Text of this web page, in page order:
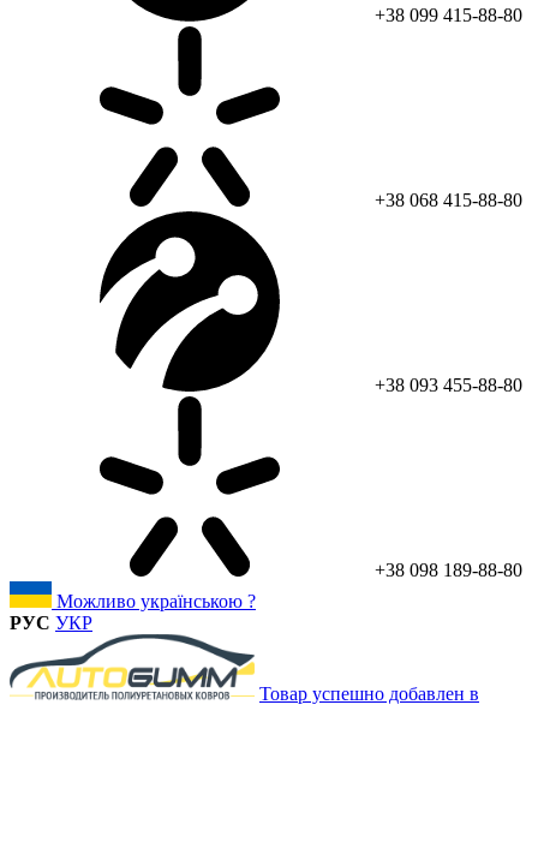
+38 099 415-88-80
+38 068 415-88-80
+38 093 455-88-80
+38 098 189-88-80
Можливо українською ?
РУС УКР
Товар успешно добавлен в